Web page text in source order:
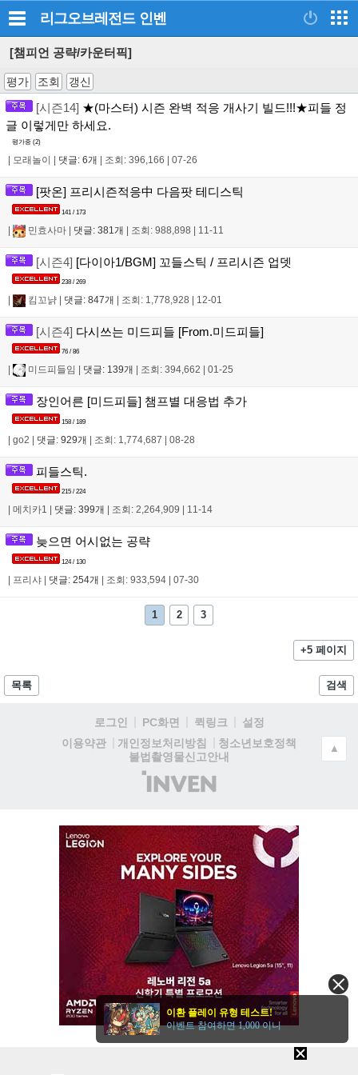
리그오브레전드 인벤
[챔피언 공략/카운터픽]
평가 조회 갱신
[시즌14] ★(마스터) 시즌 완벽 적응 개사기 빌드!!!★피들 정
글 이렇게만 하세요.
평가중 (2)
모래놀이 댓글: 6개 조회: 396,166 07-26
[팟온] 프리시즌적응中 다음팟 테디스틱
141 / 173
| 민효사마 | 댓글: 381개 | 조회: 988,898 | 11-11
[시즌4] [다이아1/BGM] 꼬들스틱 / 프리시즌 업뎃
238 / 269
킴꼬냙 댓글: 847개 조회: 1,778,928 12-01
[시즌4] 다시쓰는 미드피들 [From.미드피들]
76 / 86
미드피들임 댓글: 139개 조회: 394,662 01-25
장인어른 [미드피들] 챔프별 대응법 추가
158 / 189
| go2 | 댓글: 929개 | 조회: 1,774,687 | 08-28
피들스틱.
215 / 224
메치카1 댓글: 399개 조회: 2,264,909 11-14
늦으면 어시없는 공략
124 / 130
| 프리샤 | 댓글: 254개 | 조회: 933,594 | 07-30
1 2 3
+5 페이지
목록 검색
로그인 PC화면 퀵링크
설정
이용약관
개인정보처리방침
청소년보호정책
불법촬영물신고안내
(주)
인
▲
이환 플레이 유형 테스트!
이벤트 참여하면 1,000 이니